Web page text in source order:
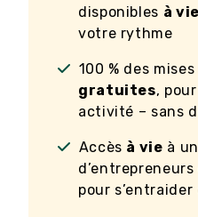
disponibles à vie
votre rythme
100 % des
gratuites,
activité – sans
Accès à vie à
pour